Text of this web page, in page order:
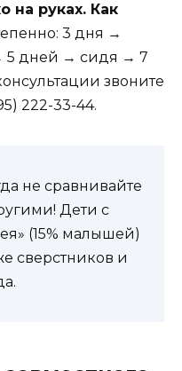
на руках. Как
3 дня →
5 дней → сидя → 7
звоните
222-33-44.
не сравнивайте
Дети с
(15% малышей)
сверстников и